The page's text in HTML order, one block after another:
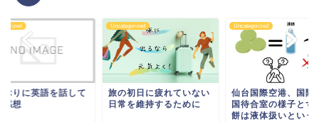
ぶりに英語を話して
感想
Uncategorized
旅の初日に疲れていない
日常を維持するために
Uncategorized
仙台国際空港、国際
国待合室の様子とず
餅は液体扱いという